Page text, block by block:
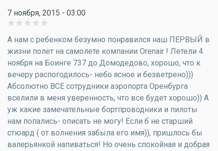
7 ноября, 2015 - 03:00
А нам с ребенком безумно понравился наш ПЕРВЫЙ в
жизни полет на самолете компании Orenair ! Летели 4
ноября на Боинге 737 до Домодедово, хорошо, что к
вечеру распогодилось- небо ясное и безветрено)))
Абсолютно ВСЕ сотрудники аэропорта Оренбурга
вселили в меня уверенность, что все будет хорошо)) А
уж какие замечательные бортпроводники и пилоты
нам попались- описать не могу! Если б не старший
стюард ( от волнения забыла его имя)), пришлось бы
валерьянкой напиваться! Но очень спокойная и добрая